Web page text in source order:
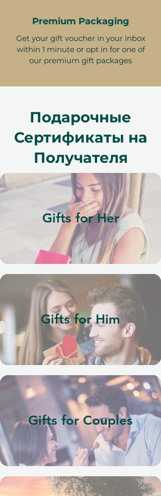
Premium Packaging
Get your gift voucher in your inbox
within 1 minute or opt in for one of
our premium gift packages
Подарочные
Сертификаты на
Получателя
Gifts for Her
Gifts for Him
Gifts for Couples